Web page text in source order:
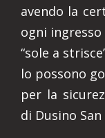
avendo la
ogni
“sole a
lo possono
per la
di Dusino